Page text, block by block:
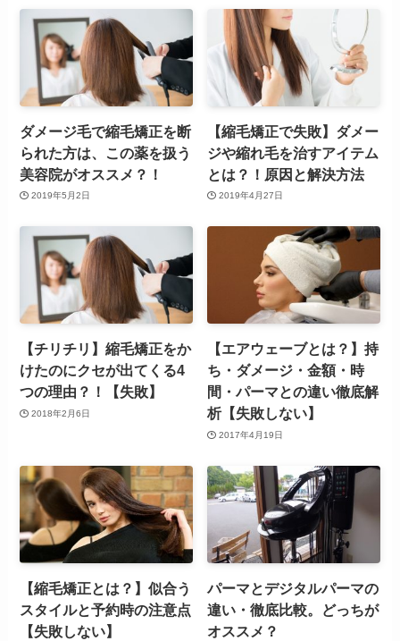
ダメージ毛で縮毛矯正を断
られた方は、この薬を扱う
美容院がオススメ？！
2019年5月2日
【縮毛矯正で失敗】ダメー
ジや縮れ毛を治すアイテム
とは？！原因と解決方法
2019年4月27日
【チリチリ】縮毛矯正をか
けたのにクセが出てくる4
つの理由？！【失敗】
2018年2月6日
【エアウェーブとは？】持
ち・ダメージ・金額・時
間・パーマとの違い徹底解
析【失敗しない】
2017年4月19日
【縮毛矯正とは？】似合う
スタイルと予約時の注意点
【失敗しない】
パーマとデジタルパーマの
違い・徹底比較。どっちが
オススメ？